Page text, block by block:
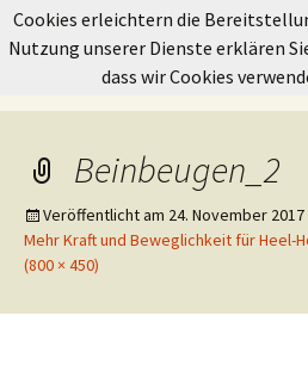
GRUNDKURS
Springe
Beinbeugen_2
Veröffentlicht am 24. November 2017
Mehr Kraft und Beweglichkeit für Heel-
(800 × 450)
Cookies erleichtern die
Nutzung unserer Dienste erklären
dass wir Cookies